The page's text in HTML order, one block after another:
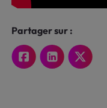
Partager sur :